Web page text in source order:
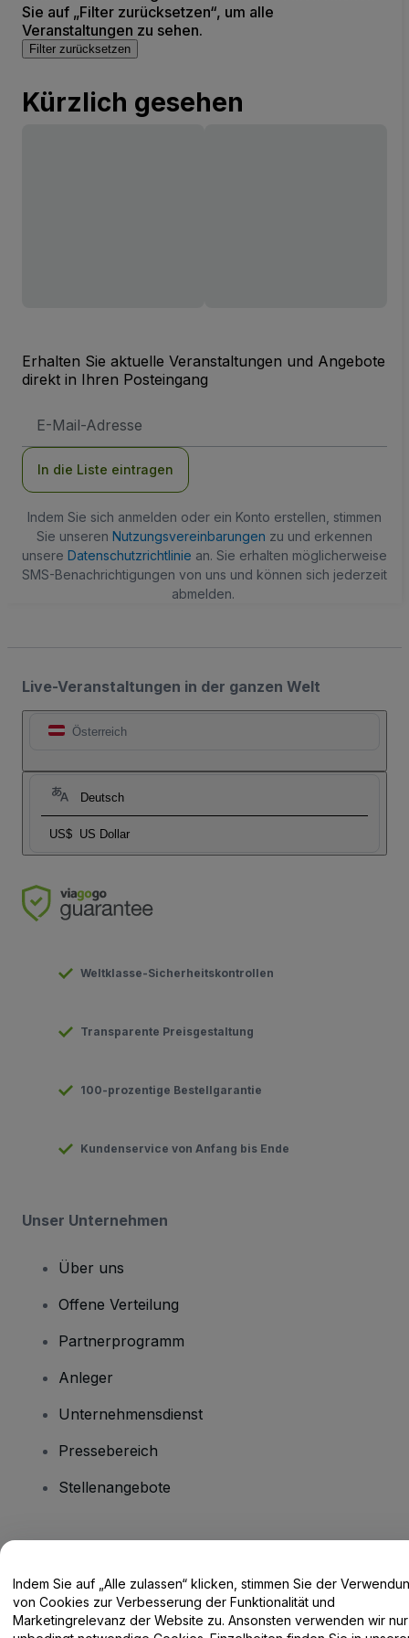
Sie auf „Filter zurücksetzen“, um alle
Veranstaltungen zu sehen.
Filter zurücksetzen
Kürzlich gesehen
Erhalten Sie aktuelle Veranstaltungen und Angebote
direkt in Ihren Posteingang
Mail-
In die Liste eintragen
Indem Sie sich anmelden oder ein Konto erstellen, stimmen
Sie unseren Nutzungsvereinbarungen zu und erkennen
unsere Datenschutzrichtlinie an. Sie erhalten möglicherweise
SMS-Benachrichtigungen von uns und können sich jederzeit
abmelden.
Live-Veranstaltungen in der ganzen Welt
Österreich
Deutsch
US$ US Dollar
Weltklasse-Sicherheitskontrollen
Transparente Preisgestaltung
100-prozentige Bestellgarantie
Kundenservice von Anfang bis Ende
Unser Unternehmen
Über uns
Offene Verteilung
Partnerprogramm
Anleger
Unternehmensdienst
Pressebereich
Stellenangebote
Hilfe-Center / Kontakt
Indem Sie auf „Alle zulassen“ klicken, stimmen Sie der
von Cookies zur Verbesserung der Funktionalität und
Marketingrelevanz der Website zu. Ansonsten verwenden wir nur